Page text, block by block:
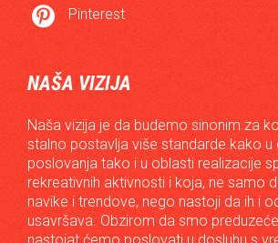
 Pinterest
NAŠA VIZIJA
Naša vizija je da budemo sinonim za
stalno postavlja više standarde kako u
poslovanja tako i u oblasti realizacije
rekreativnih aktivnosti i koja, ne samo
navike i trendove, nego nastoji da ih i
usavršava. Obzirom da smo